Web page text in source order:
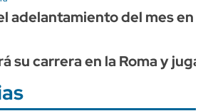
adelantamiento del mes en
su carrera en la Roma y